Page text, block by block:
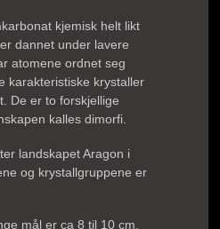
kjemisk helt likt
dannet under lavere
atomene ordnet seg
karakteristiske krystaller
De er to forskjellige
kalles dimorfi.
landskapet Aragon i
og krystallgruppene er
mål er ca 8 til 10 cm.